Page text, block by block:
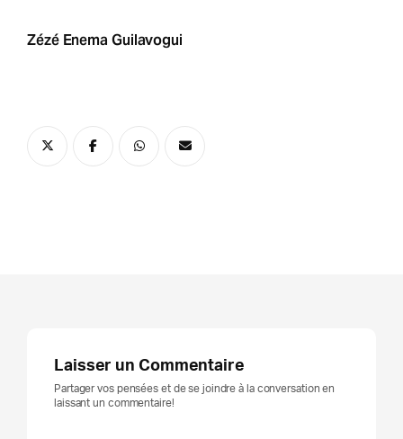
Zézé Enema Guilavogui
Laisser un Commentaire
Partager vos pensées et de se joindre à la conversation en
laissant un commentaire!